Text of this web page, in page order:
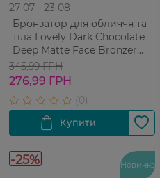
27 07 - 23 08
Бронзатор для обличчя та
тіла Lovely Dark Chocolate
Deep Matte Face Bronzer
шоколадно-матовий 9 г
345,99 ГРН
276,99 ГРН
-25% Новинка